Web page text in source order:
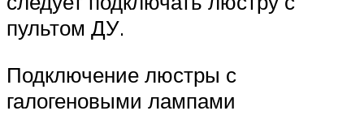
пультом ДУ.
Подключение люстры с
галогеновыми лампами